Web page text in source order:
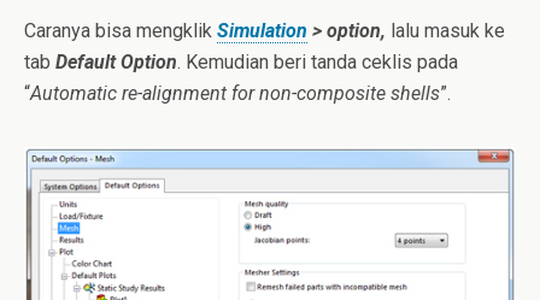
Caranya bisa mengklik Simulation > option, lalu masuk ke
tab Default Option. Kemudian beri tanda ceklis pada
“Automatic re-alignment for non-composite shells”.